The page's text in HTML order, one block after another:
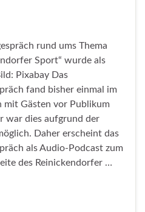
rund ums Thema
Sport“ wurde als
Pixabay Das
fand bisher einmal im
mit Gästen vor Publikum
war dies aufgrund der
Daher erscheint das
als Audio-Podcast zum
des Reinickendorfer …